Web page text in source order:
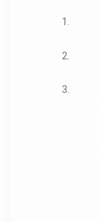
1.
2.
3.